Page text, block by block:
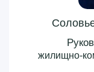
жилищно-